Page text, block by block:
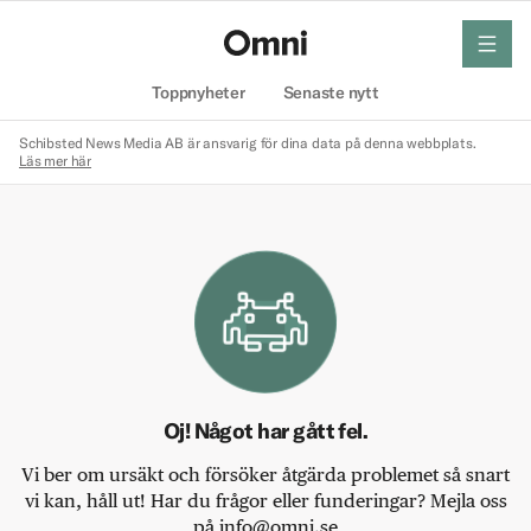
Toppnyheter Senaste nytt
meny
Schibsted News Media AB är ansvarig för dina data på denna webbplats.
Läs mer här
Oj! Något har gått fel.
Vi ber om ursäkt och försöker åtgärda problemet så snart
vi kan, håll ut! Har du frågor eller funderingar? Mejla oss